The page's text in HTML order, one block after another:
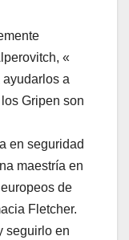
«
a
Gripen son
en seguridad
maestría en
de
Fletcher.
seguirlo en